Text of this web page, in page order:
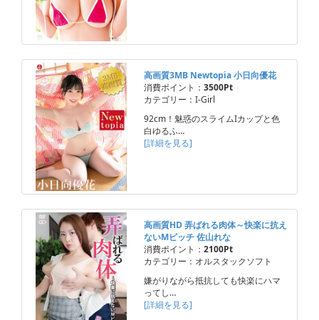
高画質3MB Newtopia 小日向優花
消費ポイント： 3500Pt
カテゴリー：I-Girl
92cm！魅惑のスライムIカップと色
白ゆるふ…
[詳細を見る]
高画質HD 弄ばれる肉体～快楽に抗え
ないMビッチ 佐山れな
消費ポイント： 2100Pt
カテゴリー：オルスタックソフト
嫌がりながら抵抗しても快楽にハマ
ってし…
[詳細を見る]